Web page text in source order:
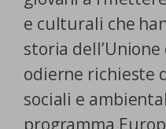
PARTECIPA
Contatti
Ufficio Stampa
nostra cookies policy.
Cookie di Analisi
e culturali che
storia
odierne richieste
sociali e
programma